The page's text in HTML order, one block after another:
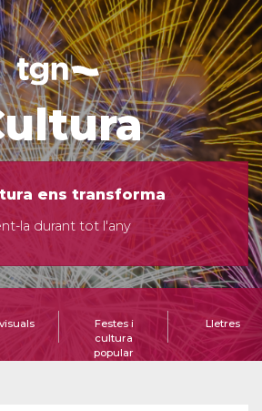
ens transforma
la durant tot l'any
Festes i
cultura
popular
Lletres